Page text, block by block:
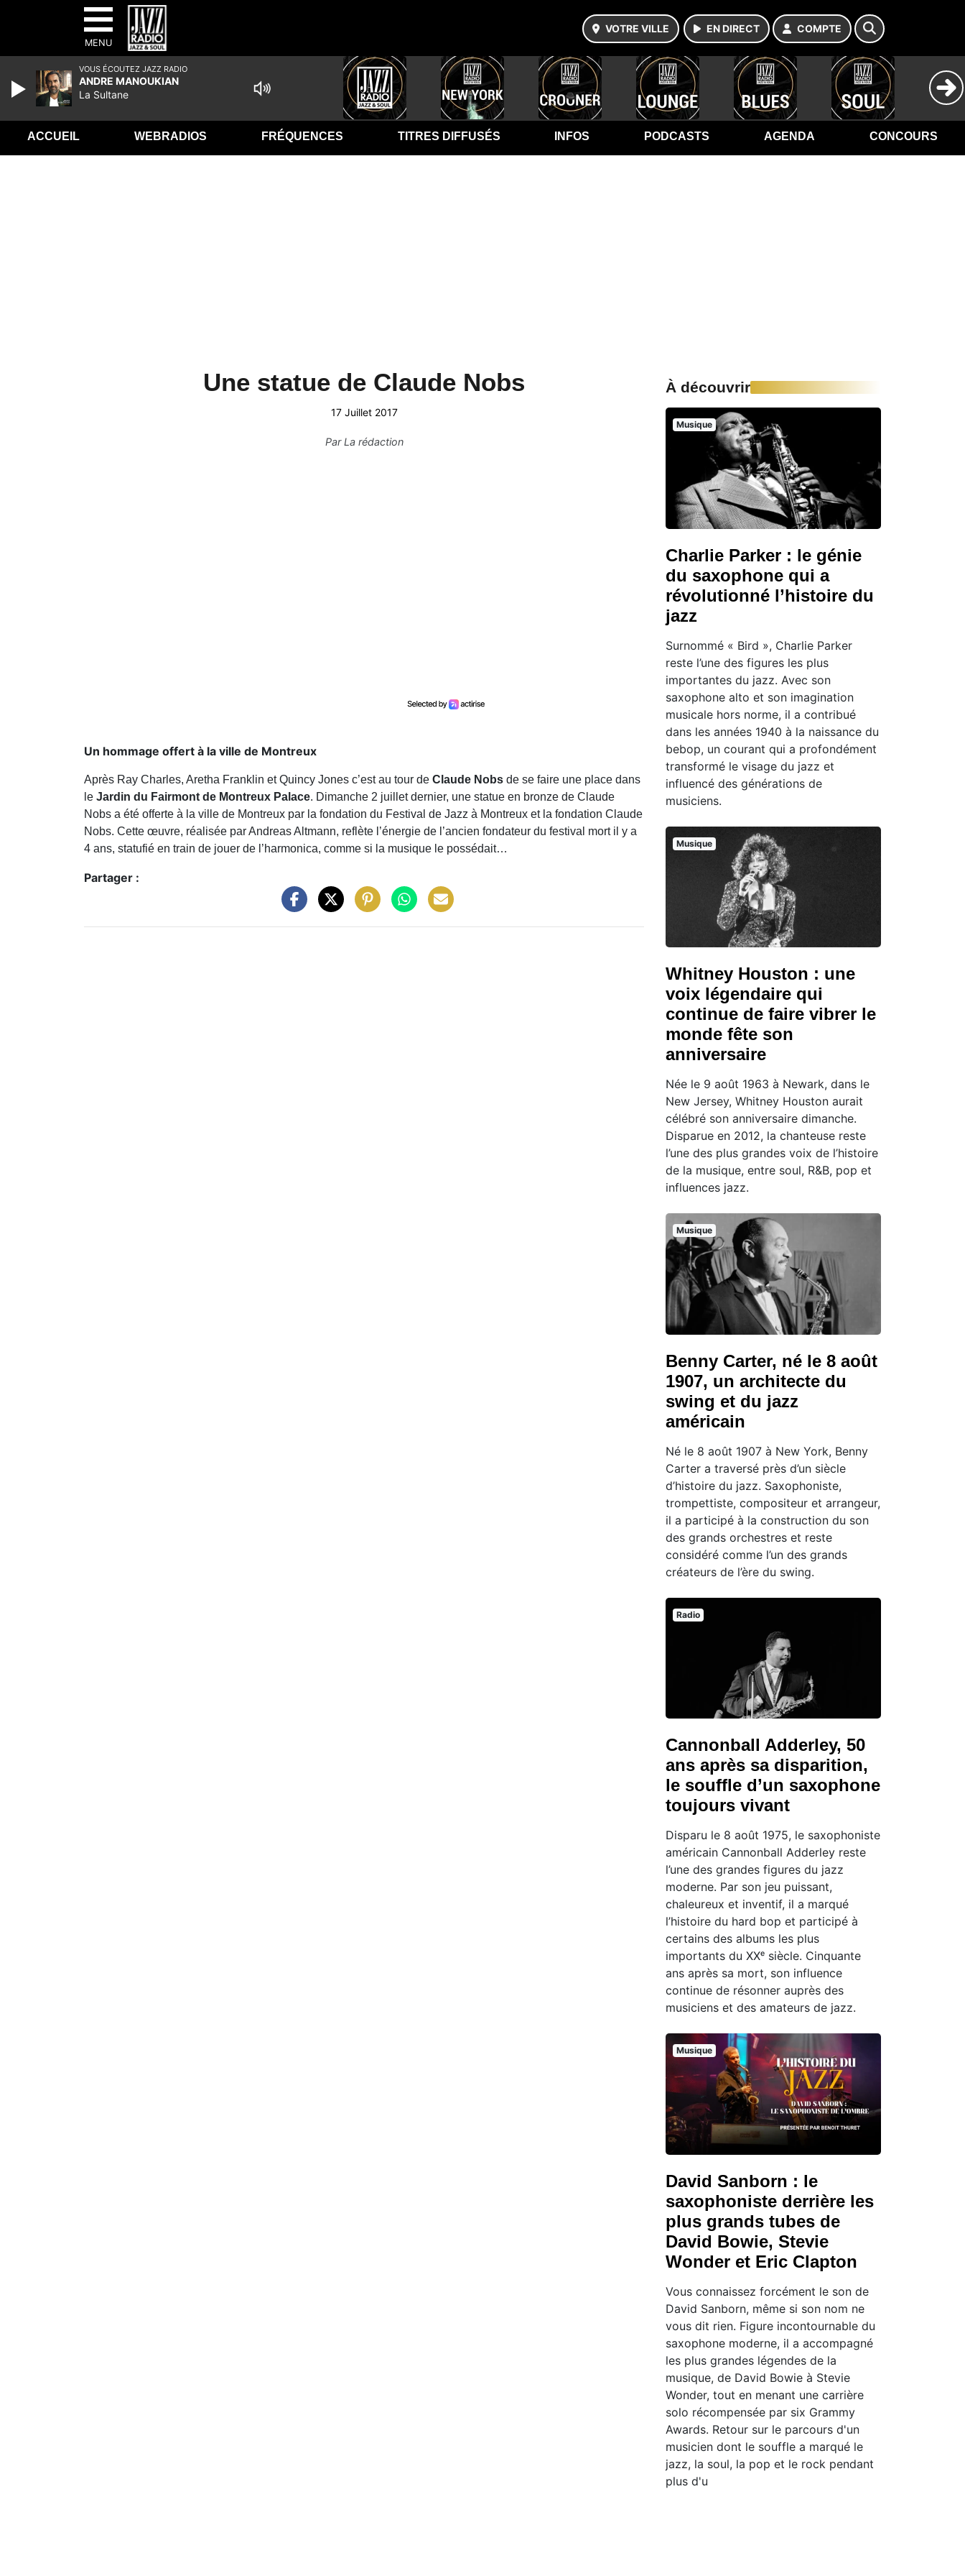
MENU
VOTRE VILLE EN DIRECT COMPTE
ACCUEIL WEBRADIOS FRÉQUENCES TITRES DIFFUSÉS INFOS PODCASTS AGENDA CONCOURS
Une statue de Claude Nobs
17 Juillet 2017
ParLa rédaction
Un hommage offert à la ville de Montreux
Après Ray Charles, Aretha Franklin et Quincy Jones c’est au tour de Claude Nobs de se faire une place dans
le Jardin du Fairmont de Montreux Palace. Dimanche 2 juillet dernier, une statue en bronze de Claude
Nobs a été offerte à la ville de Montreux par la fondation du Festival de Jazz à Montreux et la fondation Claude
Nobs. Cette œuvre, réalisée par Andreas Altmann, reflète l’énergie de l’ancien fondateur du festival mort il y a
4 ans, statufié en train de jouer de l’harmonica, comme si la musique le possédait…
Partager :
À découvrir
Musique
Charlie Parker : le génie
du saxophone qui a
révolutionné l’histoire du
jazz
Surnommé « Bird », Charlie Parker
reste l’une des figures les plus
importantes du jazz. Avec son
saxophone alto et son imagination
musicale hors norme, il a contribué
dans les années 1940 à la naissance du
bebop, un courant qui a profondément
transformé le visage du jazz et
influencé des générations de
musiciens.
Musique
Whitney Houston : une
voix légendaire qui
continue de faire vibrer le
monde fête son
anniversaire
Née le 9 août 1963 à Newark, dans le
New Jersey, Whitney Houston aurait
célébré son anniversaire dimanche.
Disparue en 2012, la chanteuse reste
l’une des plus grandes voix de l’histoire
de la musique, entre soul, R&B, pop et
influences jazz.
Musique
Benny Carter, né le 8 août
1907, un architecte du
swing et du jazz
américain
Né le 8 août 1907 à New York, Benny
Carter a traversé près d’un siècle
d’histoire du jazz. Saxophoniste,
trompettiste, compositeur et arrangeur,
il a participé à la construction du son
des grands orchestres et reste
considéré comme l’un des grands
créateurs de l’ère du swing.
Radio
Cannonball Adderley, 50
ans après sa disparition,
le souffle d’un saxophone
toujours vivant
Disparu le 8 août 1975, le saxophoniste
américain Cannonball Adderley reste
l’une des grandes figures du jazz
moderne. Par son jeu puissant,
chaleureux et inventif, il a marqué
l’histoire du hard bop et participé à
certains des albums les plus
importants du XXᵉ siècle. Cinquante
ans après sa mort, son influence
continue de résonner auprès des
musiciens et des amateurs de jazz.
Musique
David Sanborn : le
saxophoniste derrière les
plus grands tubes de
David Bowie, Stevie
Wonder et Eric Clapton
Vous connaissez forcément le son de
David Sanborn, même si son nom ne
vous dit rien. Figure incontournable du
saxophone moderne, il a accompagné
les plus grandes légendes de la
musique, de David Bowie à Stevie
Wonder, tout en menant une carrière
solo récompensée par six Grammy
Awards. Retour sur le parcours d'un
musicien dont le souffle a marqué le
jazz, la soul, la pop et le rock pendant
plus d'u
VOUS ÉCOUTEZ JAZZ RADIO
ANDRE MANOUKIAN
La Sultane